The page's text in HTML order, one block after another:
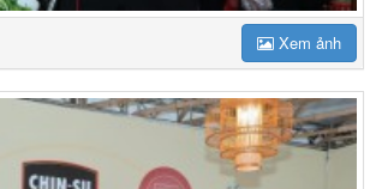
Xem ảnh